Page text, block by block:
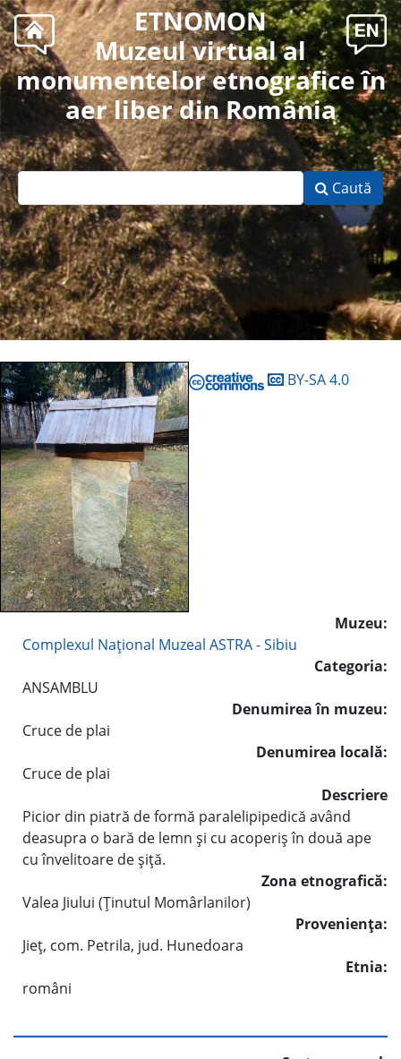
ETNOMON
Muzeul virtual al
monumentelor etnografice în
aer liber din România
Caută
BY-SA 4.0
Muzeu:
Complexul Naţional Muzeal ASTRA - Sibiu
Categoria:
ANSAMBLU
Denumirea în muzeu:
Cruce de plai
Denumirea locală:
Cruce de plai
Descriere
Picior din piatră de formă paralelipipedică având
deasupra o bară de lemn şi cu acoperiş în două ape
cu învelitoare de şiţă.
Zona etnografică:
Valea Jiului (Ţinutul Momârlanilor)
Provenienţa:
Jieţ, com. Petrila, jud. Hunedoara
Etnia:
români